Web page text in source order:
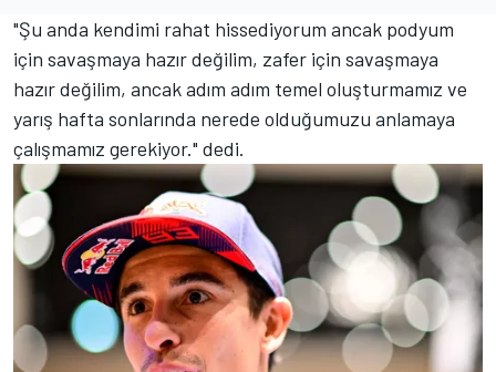
"Şu anda kendimi rahat hissediyorum ancak podyum
için savaşmaya hazır değilim, zafer için savaşmaya
hazır değilim, ancak adım adım temel oluşturmamız ve
yarış hafta sonlarında nerede olduğumuzu anlamaya
çalışmamız gerekiyor." dedi.